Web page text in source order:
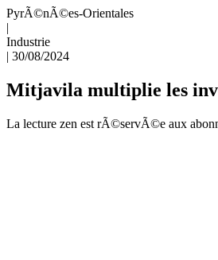
PyrÃ©nÃ©es-Orientales
|
Industrie
| 30/08/2024
Mitjavila multiplie les
La lecture zen est rÃ©servÃ©e aux